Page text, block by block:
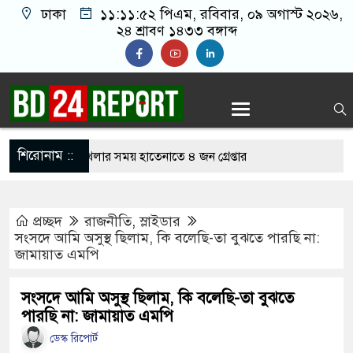
ঢাকা ১১:১১:৫৩ পিএম, রবিবার, ০৯ অগাস্ট ২০২৬,
২৪ শ্রাবণ ১৪৩৩ বঙ্গাব্দ
শিরোনাম ::
জুয়া খেলার সময় হাতেনাতে ৪ জন গ্রেপ্তার
অসহায় মায়ের মাথার চুল বিক্রি
অমায়িক ব্যবহার পান, জানালেন নারী
প্রচ্ছদ রাজনীতি,স্লাইডার
সংসদে আমি অসুস্থ ছিলাম, কি বলেছি-তা বুঝতে পারছি না:
জামায়াত এমপি
সংসদে আমি অসুস্থ ছিলাম, কি বলেছি-তা বুঝতে
পারছি না: জামায়াত এমপি
ডেস্ক রিপোর্ট